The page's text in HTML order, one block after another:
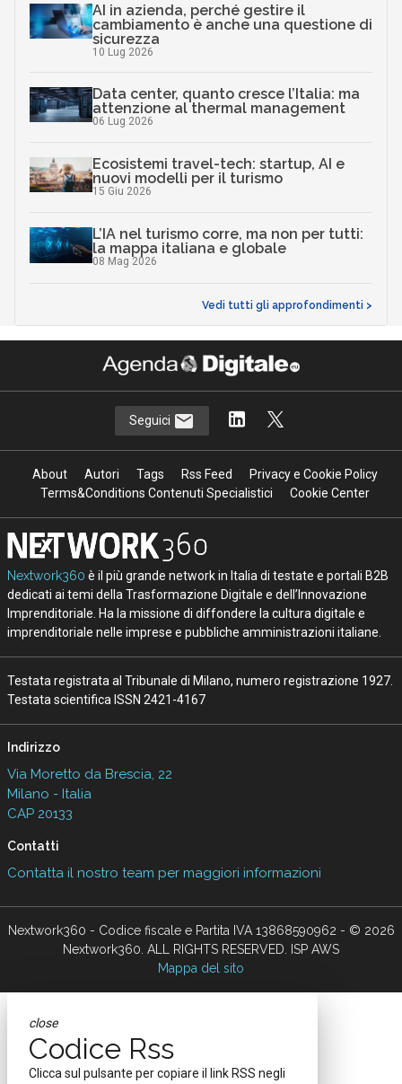
AI in azienda, perché gestire il
cambiamento è anche una questione di
sicurezza
10 Lug 2026
Data center, quanto cresce l’Italia: ma
attenzione al thermal management
06 Lug 2026
Ecosistemi travel-tech: startup, AI e
nuovi modelli per il turismo
15 Giu 2026
L’IA nel turismo corre, ma non per tutti:
la mappa italiana e globale
08 Mag 2026
Vedi tutti gli approfondimenti >
Seguici
About Autori Tags Rss Feed
Privacy e Cookie Policy
Terms&Conditions Contenuti Specialistici
Cookie Center
Nextwork360 è il più grande network in Italia di testate e portali B2B
dedicati ai temi della Trasformazione Digitale e dell’Innovazione
Imprenditoriale. Ha la missione di diffondere la cultura digitale e
imprenditoriale nelle imprese e pubbliche amministrazioni italiane.
Testata registrata al Tribunale di Milano, numero registrazione 1927.
Testata scientifica ISSN 2421-4167
Indirizzo
Via Moretto da Brescia, 22
Milano - Italia
CAP 20133
Contatti
Contatta il nostro team per maggiori informazioni
Nextwork360 - Codice fiscale e Partita IVA 13868590962 - © 2026
Nextwork360. ALL RIGHTS RESERVED. ISP AWS
Mappa del sito
close
Codice Rss
Clicca sul pulsante per copiare il link RSS negli